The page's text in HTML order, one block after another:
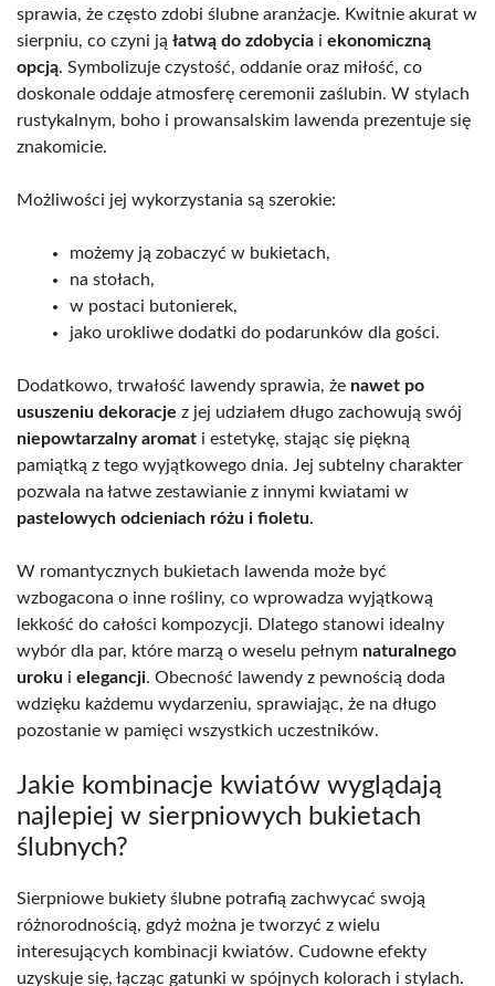
sprawia, że często zdobi ślubne aranżacje. Kwitnie akurat w
sierpniu, co czyni ją łatwą do zdobycia i ekonomiczną
opcją. Symbolizuje czystość, oddanie oraz miłość, co
doskonale oddaje atmosferę ceremonii zaślubin. W stylach
rustykalnym, boho i prowansalskim lawenda prezentuje się
znakomicie.
Możliwości jej wykorzystania są szerokie:
możemy ją zobaczyć w bukietach,
na stołach,
w postaci butonierek,
jako urokliwe dodatki do podarunków dla gości.
Dodatkowo, trwałość lawendy sprawia, że nawet po
ususzeniu dekoracje z jej udziałem długo zachowują swój
niepowtarzalny aromat i estetykę, stając się piękną
pamiątką z tego wyjątkowego dnia. Jej subtelny charakter
pozwala na łatwe zestawianie z innymi kwiatami w
pastelowych odcieniach różu i fioletu.
W romantycznych bukietach lawenda może być
wzbogacona o inne rośliny, co wprowadza wyjątkową
lekkość do całości kompozycji. Dlatego stanowi idealny
wybór dla par, które marzą o weselu pełnym naturalnego
uroku i elegancji. Obecność lawendy z pewnością doda
wdzięku każdemu wydarzeniu, sprawiając, że na długo
pozostanie w pamięci wszystkich uczestników.
Jakie kombinacje kwiatów wyglądają
najlepiej w sierpniowych bukietach
ślubnych?
Sierpniowe bukiety ślubne potrafią zachwycać swoją
różnorodnością, gdyż można je tworzyć z wielu
interesujących kombinacji kwiatów. Cudowne efekty
uzyskuje się, łącząc gatunki w spójnych kolorach i stylach.